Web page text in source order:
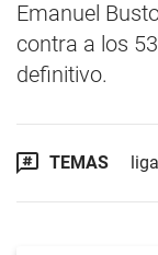
Emanuel
contra a los
definitivo.
TEMAS